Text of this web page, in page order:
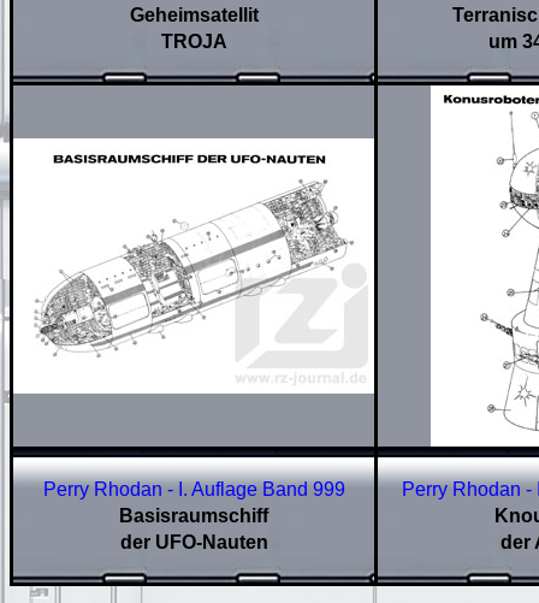
Geheimsatellit
TROJA
um
Perry Rhodan - I. Auflage Band 999
Basisraumschiff
der UFO-Nauten
Perry Rhodan -
der